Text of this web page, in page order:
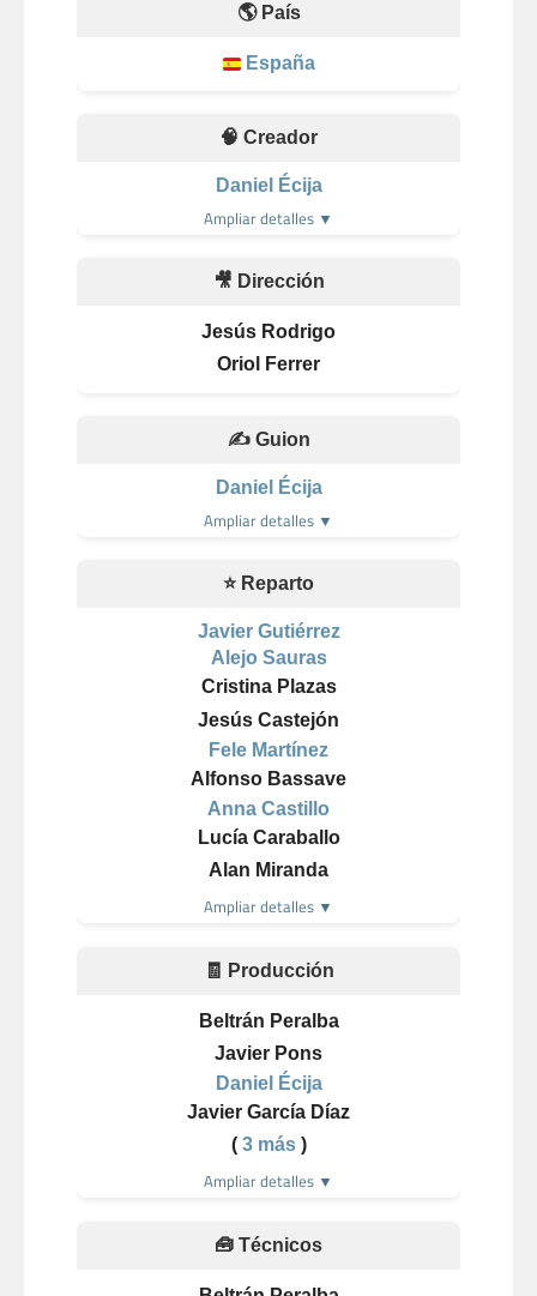
🌎 País
España
🧠 Creador
Daniel Écija
Ampliar detalles ▼
🎥 Dirección
Jesús Rodrigo
Oriol Ferrer
✍️ Guion
Daniel Écija
Ampliar detalles ▼
⭐ Reparto
Javier Gutiérrez
Alejo Sauras
Cristina Plazas
Jesús Castejón
Fele Martínez
Alfonso Bassave
Anna Castillo
Lucía Caraballo
Alan Miranda
Ampliar detalles ▼
🧾 Producción
Beltrán Peralba
Javier Pons
Daniel Écija
Javier García Díaz
( 3 más)
Ampliar detalles ▼
🧰 Técnicos